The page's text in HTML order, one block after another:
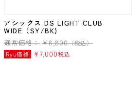
アシックス DS LIGHT CLUB
WIDE（SY/BK)
通常価格： ¥8,800（税込）
Ryu価格
¥ 7,000税込